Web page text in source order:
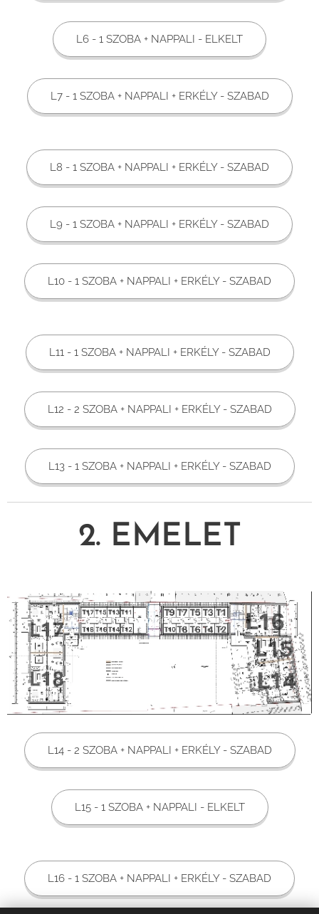
L6 - 1 SZOBA + NAPPALI - ELKELT
L7 - 1 SZOBA + NAPPALI + ERKÉLY - SZABAD
L8 - 1 SZOBA + NAPPALI + ERKÉLY - SZABAD
L9 - 1 SZOBA + NAPPALI + ERKÉLY - SZABAD
L10 - 1 SZOBA + NAPPALI + ERKÉLY - SZABAD
L11 - 1 SZOBA + NAPPALI + ERKÉLY - SZABAD
L12 - 2 SZOBA + NAPPALI + ERKÉLY - SZABAD
L13 - 1 SZOBA + NAPPALI + ERKÉLY - SZABAD
2. EMELET
L14 - 2 SZOBA + NAPPALI + ERKÉLY - SZABAD
L15 - 1 SZOBA + NAPPALI - ELKELT
L16 - 1 SZOBA + NAPPALI + ERKÉLY - SZABAD